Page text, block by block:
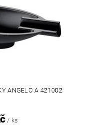
ANGELO A 421002
/ ks